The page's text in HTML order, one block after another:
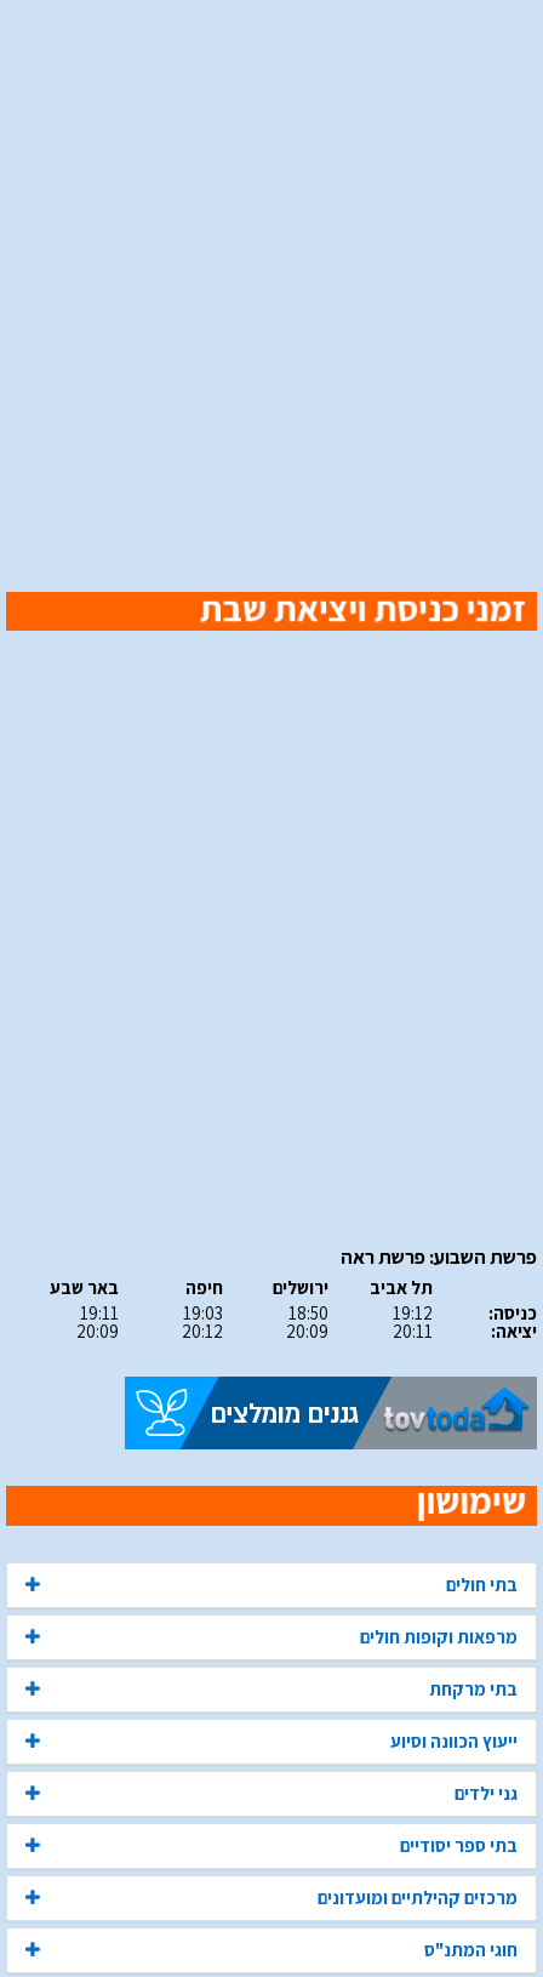
פרשת השבוע: פרשת ראה
כניסה:
יציאה:
תל אביב
19:12
20:11
ירושלים
18:50
20:09
חיפה
19:03
20:12
באר שבע
19:11
20:09
בתי חולים
מרפאות וקופות חולים
בתי מרקחת
ייעוץ הכוונה וסיוע
גני ילדים
בתי ספר יסודיים
מרכזים קהילתיים ומועדונים
חוגי המתנ"ס